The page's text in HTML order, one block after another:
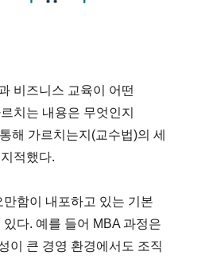
비즈니스 교육이 어떤
치는 내용은 무엇인지
해 가르치는지(교수법)의 세
적했다.
함이 내포하고 있는 기본
다. 예를 들어 MBA 과정은
이 큰 경영 환경에서도 조직